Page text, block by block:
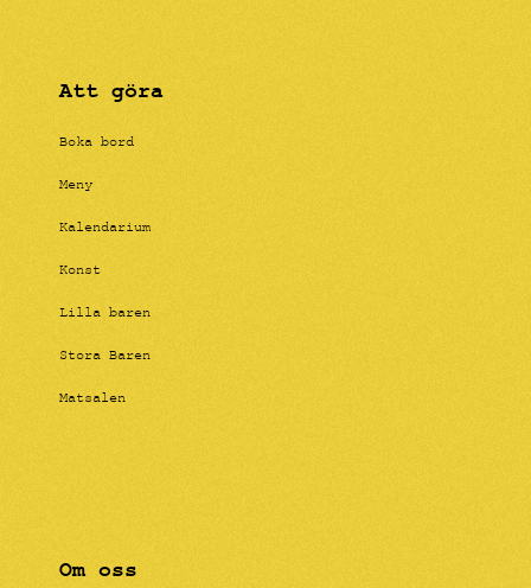
Att göra
Boka bord
Meny
Kalendarium
Konst
Lilla baren
Stora Baren
Matsalen
Om oss